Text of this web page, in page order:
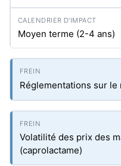
Moyen terme (2-4 ans)
Réglementations sur
Volatilité des prix des
(caprolactame)